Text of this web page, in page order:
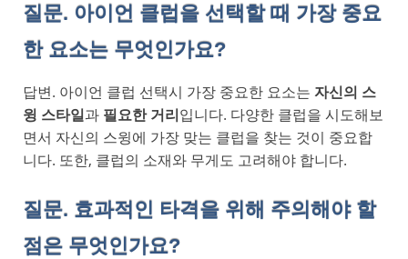
질문. 아이언 클럽을 선택할 때 가장 중요
한 요소는 무엇인가요?
답변. 아이언 클럽 선택시 가장 중요한 요소는 자신의 스
윙 스타일과 필요한 거리입니다. 다양한 클럽을 시도해보
면서 자신의 스윙에 가장 맞는 클럽을 찾는 것이 중요합
니다. 또한, 클럽의 소재와 무게도 고려해야 합니다.
질문. 효과적인 타격을 위해 주의해야 할
점은 무엇인가요?